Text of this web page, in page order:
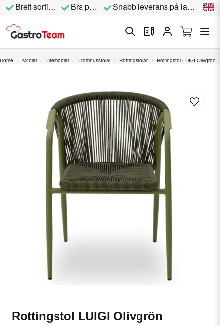
Brett sortiment Bra priser Snabb leverans på lagervara
Home Möbler Utemöbler Utomhusstolar Rottingstolar Rottingstol LUIGI Olivgrön
Rottingstol LUIGI Olivgrön